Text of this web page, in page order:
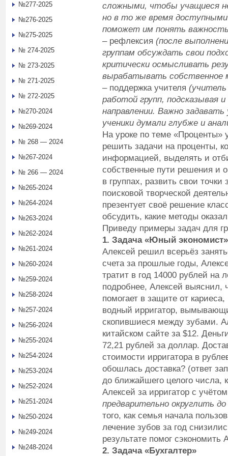
сложными, чтобы учащиеся
но в то же время
поможет им понять
– рефлексия (после
группам обсуждать свои
критически осмысливать
вырабатывать собственное
– поддержка учителя
работой групп, подсказывая
направлении. Важно
ученики думали глубже и
На уроке по теме «Проценты»
решить задачи на проценты,
информацией, выделять и
собственные пути решения и
в группах, развить свои
поисковой творческой
презентует своё решение
обсудить, какие методы
Приведу примеры задач для
1. Задача «Юный экономист»
Алексей решил всерьёз
счета за прошлые годы,
тратит в год 14000 рублей на
подробнее, Алексей выяснил,
помогает в защите от
водный ирригатор,
скопившиеся между зубами.
китайском сайте за $12.
72,21 рублей за доллар.
стоимости ирригатора в
обошлась доставка? (ответ
до ближайшего целого числа,
Алексей за ирригатор с
предварительно округлить
того, как семья начала
лечение зубов за год
результате помог
2. Задача «Бухгалтер»
№277-2025
№276-2025
№275-2025
№ 274-2025
№ 273-2025
№ 271-2025
№ 272-2025
№270-2024
№269-2024
№ 268 — 2024
№267-2024
№ 266 — 2024
№265-2024
№264-2024
№263-2024
№262-2024
№261-2024
№260-2024
№259-2024
№258-2024
№257-2024
№256-2024
№255-2024
№254-2024
№253-2024
№252-2024
№251-2024
№250-2024
№249-2024
№248-2024